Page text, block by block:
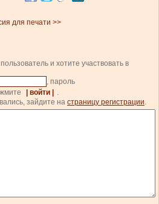
для печати >>
и хотите участвовать в
, пароль
| войти |
.
зайдите на страницу регистрации.